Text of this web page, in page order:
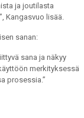
ja joutilasta
Kangasvuo lisää.
sanan:
sana ja näkyy
merkityksessä
prosessia.”